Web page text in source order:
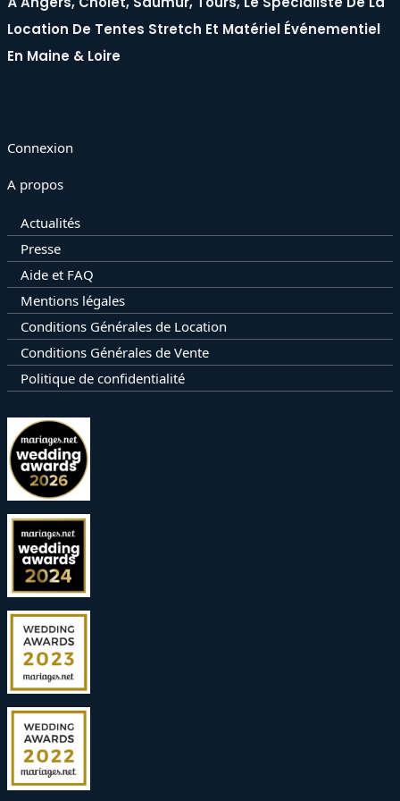
Location De Tentes Stretch Et Matériel Événementiel
En Maine & Loire
Connexion
A propos
Actualités
Presse
Aide et FAQ
Mentions légales
Conditions Générales de Location
Conditions Générales de Vente
Politique de confidentialité